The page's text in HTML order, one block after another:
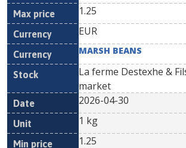
1.25
EUR
MARSH BEANS
La ferme Destexhe &
market
2026-04-30
1 kg
1.25